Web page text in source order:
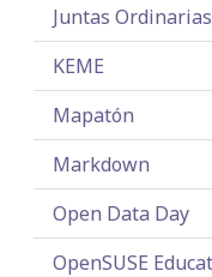
Juntas Ordinarias
KEME
Mapatón
Markdown
Open Data Day
OpenSUSE